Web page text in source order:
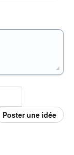
Poster une idée